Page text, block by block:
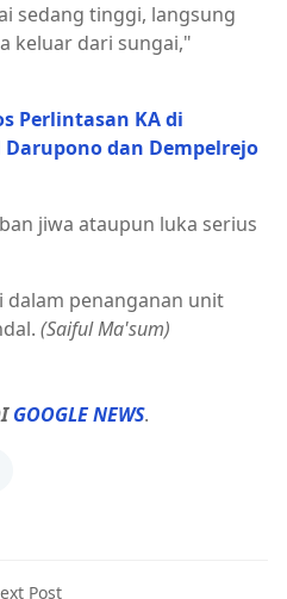
sedang tinggi, langsung
keluar dari sungai,"
Perlintasan KA di
Darupono dan Dempelrejo
jiwa ataupun luka serius
dalam penanganan unit
(Saiful Ma'sum)
GOOGLE NEWS.
Post